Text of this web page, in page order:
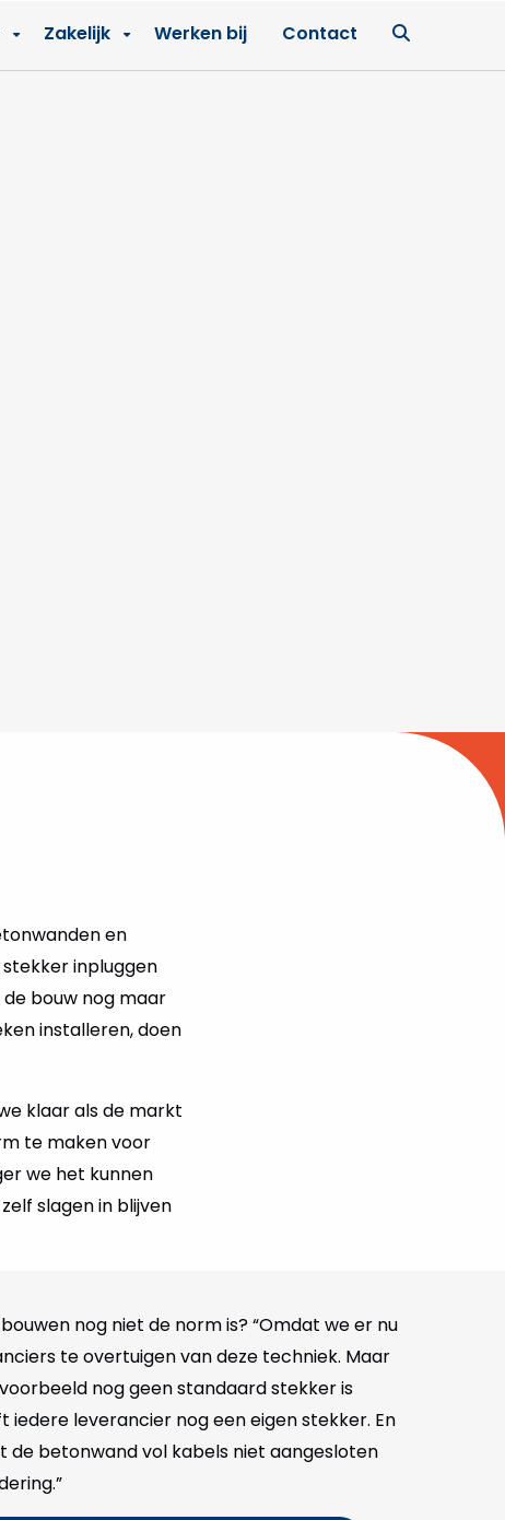
Zakelijk Werken bij Contact
en
inpluggen
bouw nog maar
installeren, doen
klaar als de markt
te maken voor
we het kunnen
slagen in blijven
nog niet de norm is? “Omdat we er nu
te overtuigen van deze techniek. Maar
nog geen standaard stekker is
iedere leverancier nog een eigen stekker. En
de betonwand vol kabels niet aangesloten